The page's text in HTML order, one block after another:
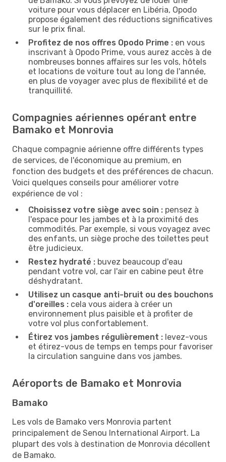
voiture pour vous déplacer en Libéria, Opodo
propose également des réductions significatives
sur le prix final.
Profitez de nos offres Opodo Prime : en vous
inscrivant à Opodo Prime, vous aurez accès à de
nombreuses bonnes affaires sur les vols, hôtels
et locations de voiture tout au long de l'année,
en plus de voyager avec plus de flexibilité et de
tranquillité.
Compagnies aériennes opérant entre
Bamako et Monrovia
Chaque compagnie aérienne offre différents types
de services, de l'économique au premium, en
fonction des budgets et des préférences de chacun.
Voici quelques conseils pour améliorer votre
expérience de vol :
Choisissez votre siège avec soin : pensez à
l'espace pour les jambes et à la proximité des
commodités. Par exemple, si vous voyagez avec
des enfants, un siège proche des toilettes peut
être judicieux.
Restez hydraté : buvez beaucoup d'eau
pendant votre vol, car l'air en cabine peut être
déshydratant.
Utilisez un casque anti-bruit ou des bouchons
d'oreilles : cela vous aidera à créer un
environnement plus paisible et à profiter de
votre vol plus confortablement.
Étirez vos jambes régulièrement : levez-vous
et étirez-vous de temps en temps pour favoriser
la circulation sanguine dans vos jambes.
Aéroports de Bamako et Monrovia
Bamako
Les vols de Bamako vers Monrovia partent
principalement de Senou International Airport. La
plupart des vols à destination de Monrovia décollent
de Bamako.